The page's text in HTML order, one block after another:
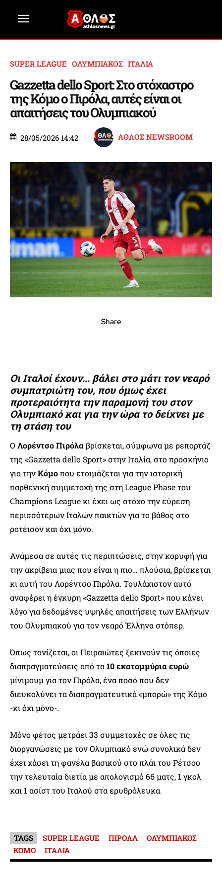
SUPER LEAGUE ΟΛΥΜΠΙΑΚΟΣ ΙΤΑΛΙΑ
Gazzetta dello Sport: Στο στόχαστρο
της Κόμο ο Πιρόλα, αυτές είναι οι
απαιτήσεις του Ολυμπιακού
28/05/2026 14:42 ΑΘΛΟΣ NEWSROOM
Share
Οι Ιταλοί έχουν... βάλει στο μάτι τον νεαρό
συμπατριώτη του, που όμως έχει
προτεραιότητα την παραμονή του στον
Ολυμπιακό και για την ώρα το δείχνει με
τη στάση του
Ο Λορέντσο Πιρόλα βρίσκεται, σύμφωνα με ρεπορτάζ
της «Gazzetta dello Sport» στην Ιταλία, στο προσκήνιο
για τηνΚόμοπου ετοιμάζεται για την ιστορική
παρθενική συμμετοχή της στη League Phase του
Champions League κι έχει ως στόχο την εύρεση
περισσότερων Ιταλών παικτών για το βάθος στο
ροτέισον και όχι μόνο.
Ανάμεσα σε αυτές τις περιπτώσεις, στην κορυφή για
την ακρίβεια μιας που είναι η πιο… πλούσια, βρίσκεται
κι αυτή του Λορέντσο Πιρόλα. Τουλάχιστον αυτό
αναφέρει η έγκυρη «Gazzetta dello Sport» που κάνει
λόγο για δεδομένες υψηλές απαιτήσεις των Ελλήνων
του Ολυμπιακού για τον νεαρό Έλληνα στόπερ.
Όπως τονίζεται, οι Πειραιώτες ξεκινούν τις όποιες
διαπραγματεύσεις από τα10 εκατομμύρια ευρώ
μίνιμουμ για τον Πιρόλα, ένα ποσό που δεν
διευκολύνει τα διαπραγματευτικά «μπορώ» της Κόμο
-κι όχι μόνο-.
Μόνο φέτος μετράει 33 συμμετοχές σε όλες τις
διοργανώσεις με τον Ολυμπιακό ενώ συνολικά δεν
έχει χάσει τη φανέλα βασικού στο πλάι του Ρέτσοο
την τελευταία διετία με απολογισμό 66 ματς, 1 γκολ
και 1 ασίστ του Ιταλού στα ερυθρόλευκα.
TAGS SUPER LEAGUE ΠΙΡΟΛΑ
ΟΛΥΜΠΙΑΚΟΣ
ΚΟΜΟ
ΙΤΑΛΙΑ